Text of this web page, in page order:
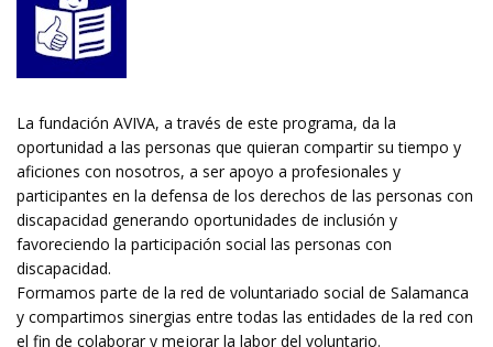
La fundación AVIVA, a través de este programa, da la
oportunidad a las personas que quieran compartir su tiempo y
aficiones con nosotros, a ser apoyo a profesionales y
participantes en la defensa de los derechos de las personas con
discapacidad generando oportunidades de inclusión y
favoreciendo la participación social las personas con
discapacidad.
Formamos parte de la red de voluntariado social de Salamanca
y compartimos sinergias entre todas las entidades de la red con
el fin de colaborar y mejorar la labor del voluntario.